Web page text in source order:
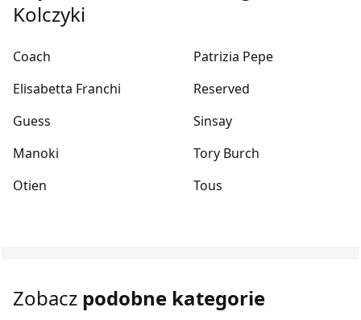
Kolczyki
Coach
Elisabetta Franchi
Guess
Manoki
Otien
Patrizia Pepe
Reserved
Sinsay
Tory Burch
Tous
Zobacz podobne kategorie